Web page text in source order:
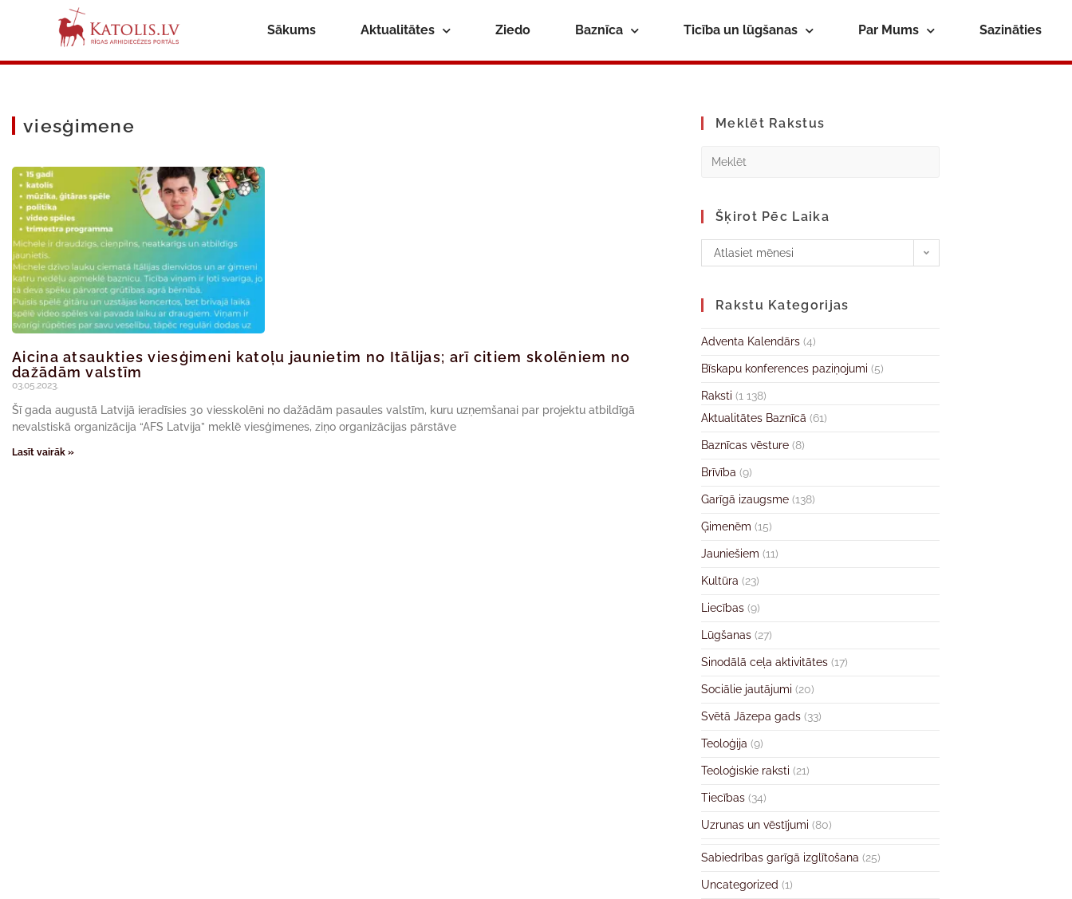
Sākums Aktualitātes Ziedo Baznīca Ticība un lūgšanas Par Mums Sazināties
viesģimene
Aicina atsaukties viesģimeni katoļu jaunietim no Itālijas; arī citiem skolēniem no
dažādām valstīm
03.05.2023.
Šī gada augustā Latvijā ieradīsies 30 viesskolēni no dažādām pasaules valstīm, kuru uzņemšanai par projektu atbildīgā
nevalstiskā organizācija “AFS Latvija” meklē viesģimenes, ziņo organizācijas pārstāve
Lasīt vairāk »
Meklēt Rakstus
Šķirot Pēc Laika
Atlasiet mēnesi
Rakstu Kategorijas
Adventa Kalendārs (4)
Bīskapu konferences paziņojumi (5)
Raksti (1 138)
Aktualitātes Baznīcā (61)
Baznīcas vēsture (8)
Brīvība (9)
Garīgā izaugsme (138)
Ģimenēm (15)
Jauniešiem (11)
Kultūra (23)
Liecības (9)
Lūgšanas (27)
Sinodālā ceļa aktivitātes (17)
Sociālie jautājumi (20)
Svētā Jāzepa gads (33)
Teoloģija (9)
Teoloģiskie raksti (21)
Tiecības (34)
Uzrunas un vēstījumi (80)
Sabiedrības garīgā izglītošana (25)
Uncategorized (1)